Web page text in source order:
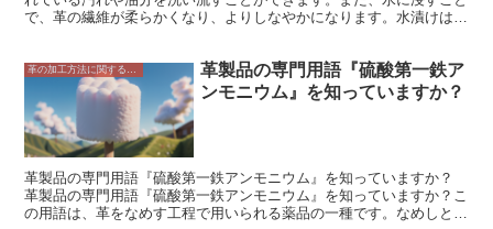
で、革の繊維が柔らかくなり、よりしなやかになります。水漬けは、
です。この方法は、革製品全体を均一に水に浸すことができるので、
汚れや油分をしっかり洗い流すことができます。ただし、革製品が水
に長時間浸っていると、革が水分を吸い過ぎて傷んでしまうことがあ
ります。そのため、革製品を丸ごと水に浸す時間は、数分程度にする
ことが大切です。 もう1つの方法は、革製品の表面だけを水に濡らす
方法です。この方法は、革製品の汚れや油分を部分的に洗い流すこと
ができます。また、革製品の表面だけを水に濡らすことで、革が水分
を吸い過ぎて傷んでしまうことを防ぐことができます。
革製品の専門用語『硫酸第一鉄ア
ンモニウム』を知っていますか？
革製品の専門用語『硫酸第一鉄アンモニウム』を知っていますか？
革製品の専門用語『硫酸第一鉄アンモニウム』を知っていますか？こ
の用語は、革をなめす工程で用いられる薬品の一種です。なめしと